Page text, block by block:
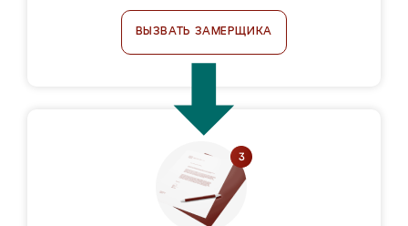
ВЫЗВАТЬ ЗАМЕРЩИКА